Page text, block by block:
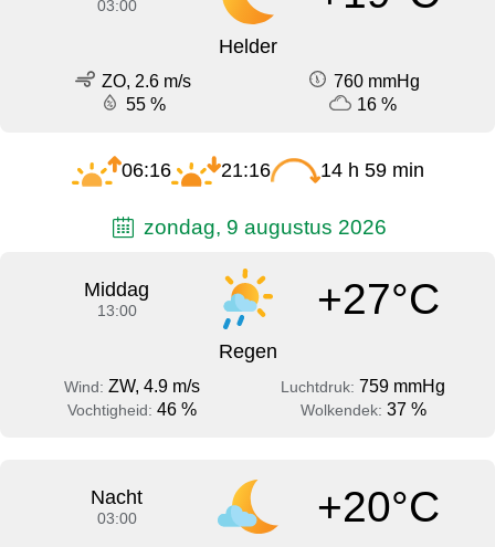
03:00
Helder
ZO, 2.6 m/s
760 mmHg
55 %
16 %
06:16 21:16 14 h 59 min
zondag, 9 augustus 2026
Middag
13:00 +27°C
Regen
Wind: ZW, 4.9 m/s Luchtdruk: 759 mmHg
Vochtigheid: 46 % Wolkendek: 37 %
Nacht
03:00 +20°C